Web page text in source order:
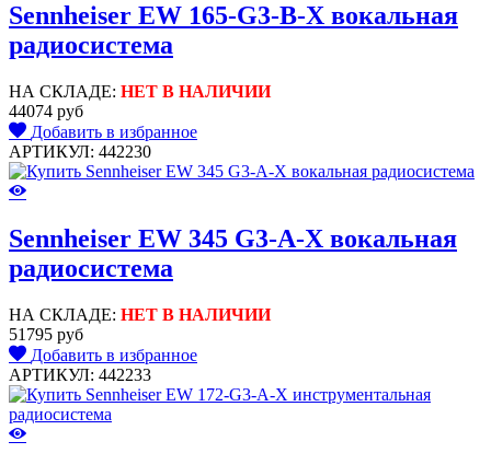
Sennheiser EW 165-G3-B-X вокальная
радиосистема
НА СКЛАДЕ: НЕТ В НАЛИЧИИ
44074 руб
Добавить в избранное
АРТИКУЛ: 442230
Sennheiser EW 345 G3-A-X вокальная
радиосистема
НА СКЛАДЕ: НЕТ В НАЛИЧИИ
51795 руб
Добавить в избранное
АРТИКУЛ: 442233